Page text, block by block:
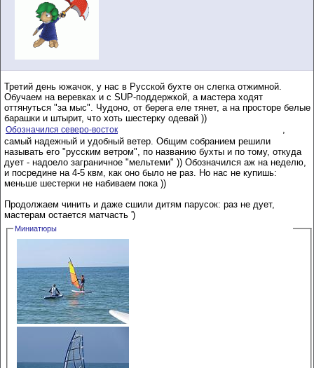
Третий день южачок, у нас в Русской бухте он слегка отжимной.
Обучаем на веревках и с SUP-поддержкой, а мастера ходят
оттянуться "за мыс". Чудоно, от берега еле тянет, а на просторе белые
барашки и штырит, что хоть шестерку одевай ))
Обозначился северо-восток
,
самый надежный и удобный ветер. Общим собранием решили
называть его "русским ветром", по названию бухты и по тому, откуда
дует - надоело заграничное "мельтеми" )) Обозначился аж на неделю,
и посредине на 4-5 квм, как оно было не раз. Но нас не купишь:
меньше шестерки не набиваем пока ))
Продолжаем чинить и даже сшили дитям парусок: раз не дует,
мастерам остается матчасть ')
Миниатюры